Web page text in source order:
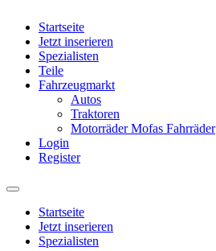
Startseite
Jetzt inserieren
Spezialisten
Teile
Fahrzeugmarkt
Autos
Traktoren
Motorräder Mofas Fahrräder
Login
Register
Startseite
Jetzt inserieren
Spezialisten